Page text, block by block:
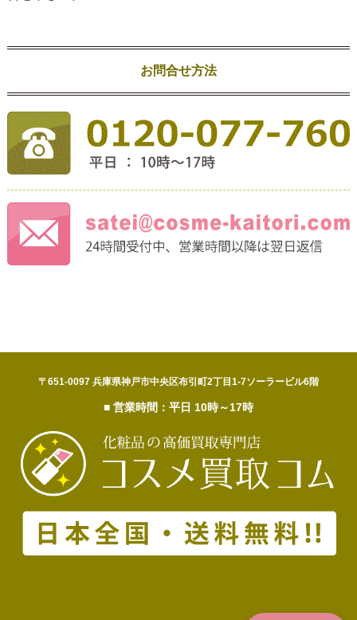
お問合せ方法
〒651-0097 兵庫県神戸市中央区布引町2丁目1-7ソーラービル6階
■ 営業時間：平日 10時～17時